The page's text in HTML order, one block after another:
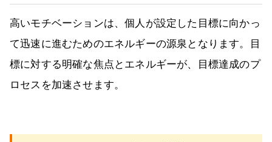
高いモチベーションは、個人が設定した目標に向かっ
て迅速に進むためのエネルギーの源泉となります。目
標に対する明確な焦点とエネルギーが、目標達成のプ
ロセスを加速させます。